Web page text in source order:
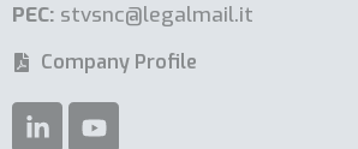
PEC: stvsnc@legalmail.it
Company Profile